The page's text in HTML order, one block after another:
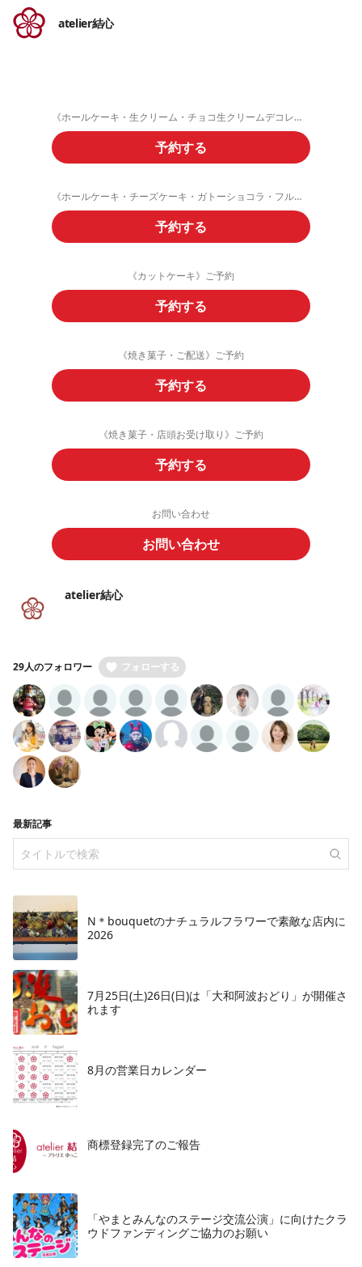
atelier結心
《ホールケーキ・生クリーム・チョコ生クリームデコレーション》ご予約フォーム
予約する
《ホールケーキ・チーズケーキ・ガトーショコラ・フルーツタルト》ご予約
予約する
《カットケーキ》ご予約
予約する
《焼き菓子・ご配送》ご予約
予約する
《焼き菓子・店頭お受け取り》ご予約
予約する
お問い合わせ
お問い合わせ
atelier結心
29人のフォロワー フォローする
最新記事
N＊bouquetのナチュラルフラワーで素敵な店内に
2026
7月25日(土)26日(日)は「大和阿波おどり」が開催さ
れます
8月の営業日カレンダー
商標登録完了のご報告
「やまとみんなのステージ交流公演」に向けたクラ
ウドファンディングご協力のお願い